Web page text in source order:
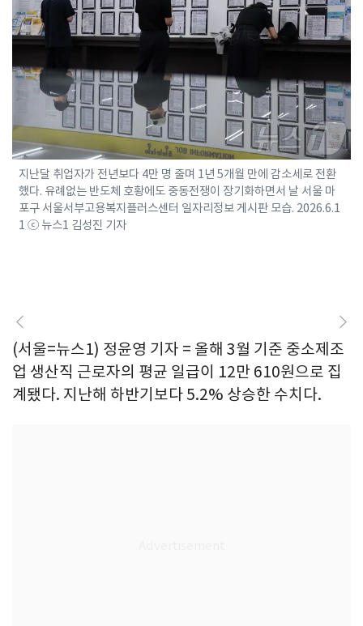
지난달 취업자가 전년보다 4만 명 줄며 1년 5개월 만에 감소세로 전환
했다. 유례없는 반도체 호황에도 중동전쟁이 장기화하면서 날 서울 마
포구 서울서부고용복지플러스센터 일자리정보 게시판 모습. 2026.6.1
1 ⓒ 뉴스1 김성진 기자
(서울=뉴스1) 정윤영 기자 = 올해 3월 기준 중소제조
업 생산직 근로자의 평균 일급이 12만 610원으로 집
계됐다. 지난해 하반기보다 5.2% 상승한 수치다.